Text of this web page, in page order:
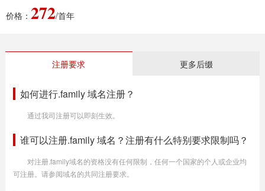
价格： 272/首年
注册要求 更多后缀
如何进行.family 域名注册？
通过我司注册可以即刻生效。
谁可以注册.family 域名？注册有什么特别要求限制吗？
对注册.family域名的资格没有任何限制，任何一个国家的个人或企业均
可注册。请参阅域名的共同注册要求。